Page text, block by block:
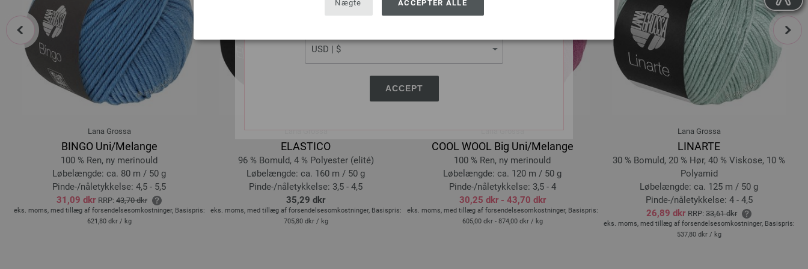
ACCEPT
Nægte ACCEPTER ALLE
Lana Grossa
BINGO Uni/Melange
100 % Ren, ny merinould
Løbelængde: ca. 80 m / 50 g
Pinde-/nåletykkelse: 4,5 - 5,5
31,09 dkr RRP: 43,70 dkr
eks. moms, med tillæg af forsendelsesomkostninger, Basispris:
621,80 dkr / kg
Lana Grossa
ELASTICO
96 % Bomuld, 4 % Polyester (elité)
Løbelængde: ca. 160 m / 50 g
Pinde-/nåletykkelse: 3,5 - 4,5
35,29 dkr
eks. moms, med tillæg af forsendelsesomkostninger, Basispris:
705,80 dkr / kg
Lana Grossa
COOL WOOL Big Uni/Melange
100 % Ren, ny merinould
Løbelængde: ca. 120 m / 50 g
Pinde-/nåletykkelse: 3,5 - 4
30,25 dkr - 43,70 dkr
eks. moms, med tillæg af forsendelsesomkostninger, Basispris:
605,00 dkr - 874,00 dkr / kg
Lana Grossa
LINARTE
30 % Bomuld, 20 % Hør, 40 % Viskose, 10 %
Polyamid
Løbelængde: ca. 125 m / 50 g
Pinde-/nåletykkelse: 4 - 4,5
26,89 dkr RRP: 33,61 dkr
eks. moms, med tillæg af forsendelsesomkostninger, Basispris:
537,80 dkr / kg
prev next